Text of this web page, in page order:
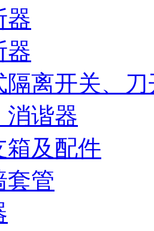
器
器
隔离开关、刀
消谐器
箱及配件
套管